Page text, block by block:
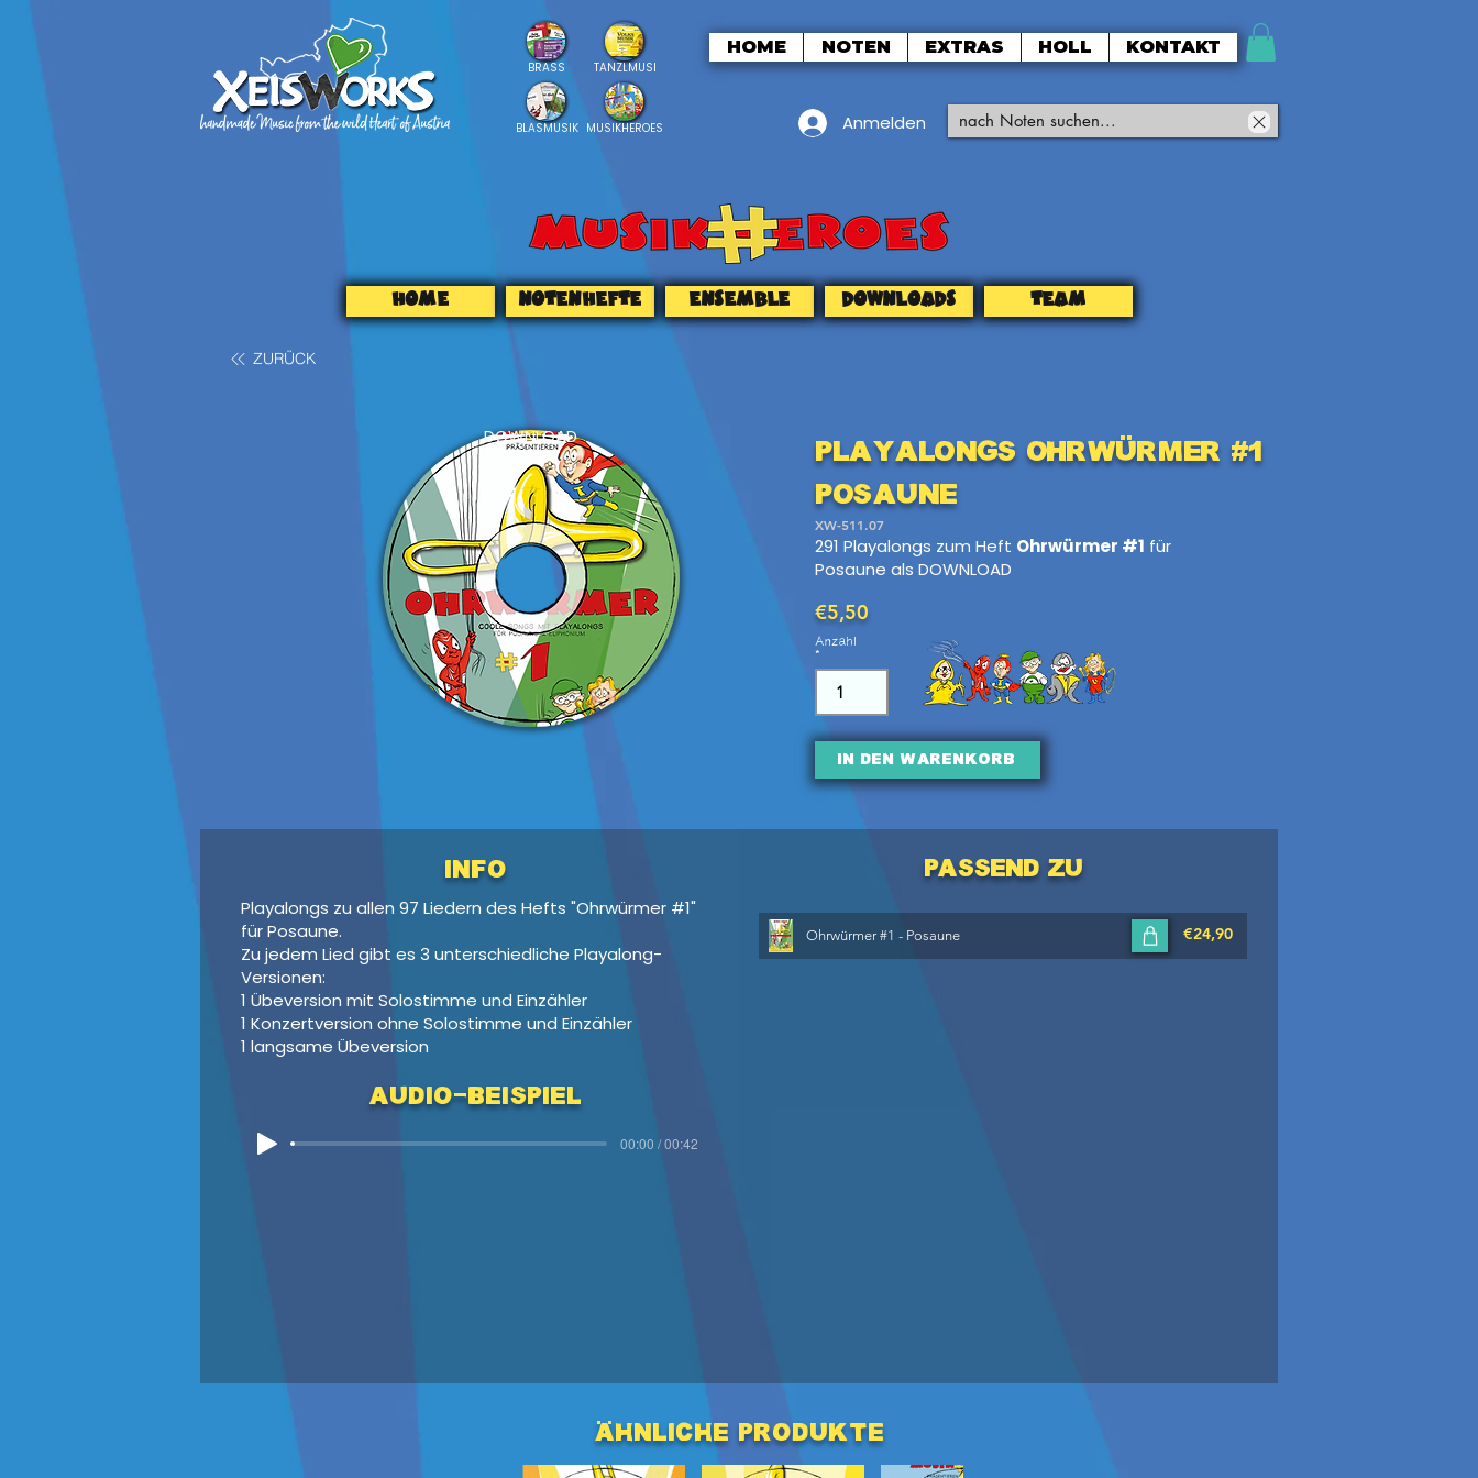
BRASS
BLASMUSIK
TANZLMUSI
MUSIKHEROES
HOME NOTEN EXTRAS HOLL KONTAKT
Anmelden
HOME NOTENHEFTE ENSEMBLE DOWNLOADS TEAM
ZURÜCK
DOWNLOAD
Playalongs Ohrwürmer #1
POSAUNE
XW-511.07
291 Playalongs zum Heft Ohrwürmer #1 für
Posaune als DOWNLOAD
€5,50
Anzahl
In den Warenkorb
Info
Playalongs zu allen 97 Liedern des Hefts "Ohrwürmer #1"
für Posaune.
Zu jedem Lied gibt es 3 unterschiedliche Playalong-
Versionen:
1 Übeversion mit Solostimme und Einzähler
1 Konzertversion ohne Solostimme und Einzähler
1 langsame Übeversion
Audio-Beispiel
00:00 / 00:42
passend zu
Ohrwürmer #1 - Posaune €24,90
ähnliche produkte